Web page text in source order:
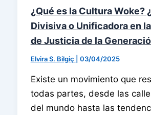
¿Qué es la Cultura Woke?
Divisiva o Unificadora en
de Justicia de la
Elvira S. Bilgiç 03/04/2025
Existe un movimiento que
todas partes, desde las
del mundo hasta las